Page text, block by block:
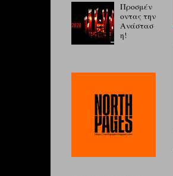
Προσμέν
οντας την
Ανάστασ
η!